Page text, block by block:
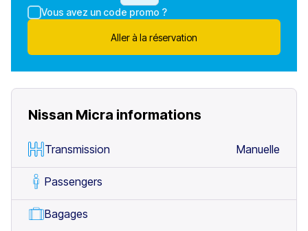
Vous avez un code promo ?
Aller à la réservation
Nissan Micra informations
Transmission Manuelle
Passengers
Bagages